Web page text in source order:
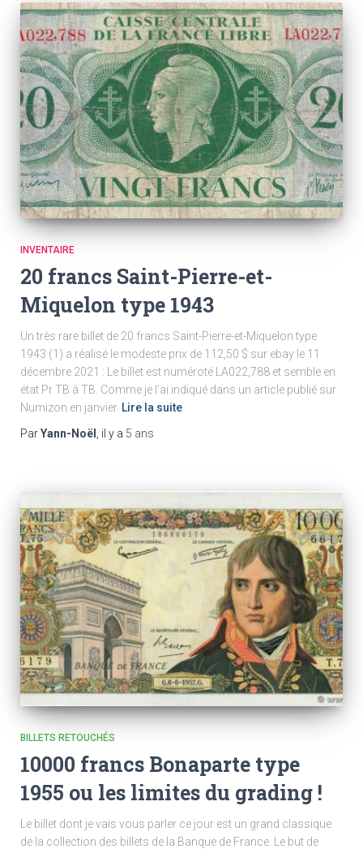
INVENTAIRE
20 francs Saint-Pierre-et-
Miquelon type 1943
Un très rare billet de 20 francs Saint-Pierre-et-Miquelon type
1943 (1) a réalisé le modeste prix de 112,50 $ sur ebay le 11
décembre 2021 : Le billet est numéroté LA022,788 et semble en
état Pr TB à TB. Comme je l’ai indiqué dans un article publié sur
Numizon en janvier Lire la suite
ParYann-Noël , il y a 5 ans
BILLETS RETOUCHÉS
10000 francs Bonaparte type
1955 ou les limites du grading !
Le billet dont je vais vous parler ce jour est un grand classique
de la collection des billets de la Banque de France. Le but de